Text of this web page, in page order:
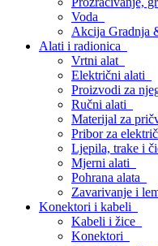
Voda
Akcija Gradnja
Alati i radionica
Vrtni alat
Električni alati
Proizvodi za
Ručni alati
Materijal za
Pribor za
Ljepila, trake i
Mjerni alati
Pohrana alata
Zavarivanje i
Konektori i kabeli
Kabeli i žice
Konektori